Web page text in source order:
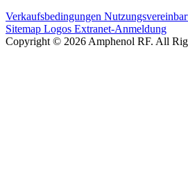
Verkaufsbedingungen
Sitemap Logos Extranet-Anmeldung
Copyright © 2026 Amphenol RF. All